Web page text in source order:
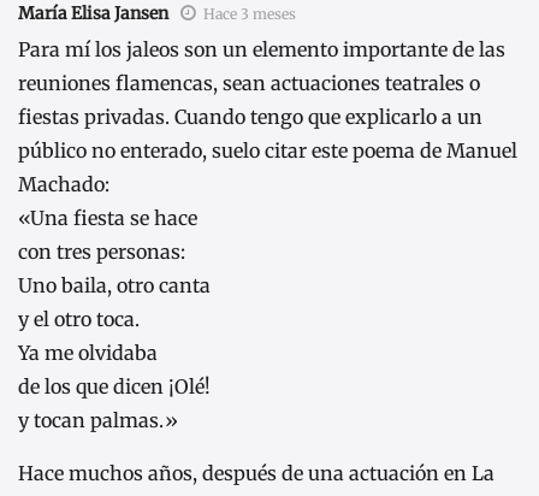
María Elisa Jansen Hace 3 meses
Para mí los jaleos son un elemento importante de las
reuniones flamencas, sean actuaciones teatrales o
fiestas privadas. Cuando tengo que explicarlo a un
público no enterado, suelo citar este poema de Manuel
Machado:
«Una fiesta se hace
con tres personas:
Uno baila, otro canta
y el otro toca.
Ya me olvidaba
de los que dicen ¡Olé!
y tocan palmas.»
Hace muchos años, después de una actuación en La